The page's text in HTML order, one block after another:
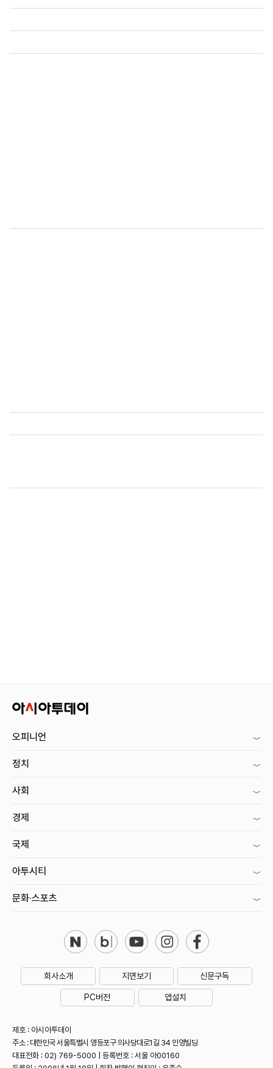
오피니언
정치
사회
경제
국제
아투시티
문화·스포츠
회사소개 지면보기 신문구독
PC버전 앱설치
제호 : 아시아투데이
주소 : 대한민국 서울특별시 영등포구 의사당대로1길 34 인영빌딩
대표전화 : 02) 769-5000 | 등록번호 : 서울 아00160